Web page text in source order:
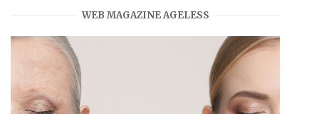
WEB MAGAZINE AGELESS